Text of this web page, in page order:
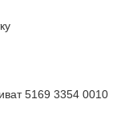
5169 3354 0010